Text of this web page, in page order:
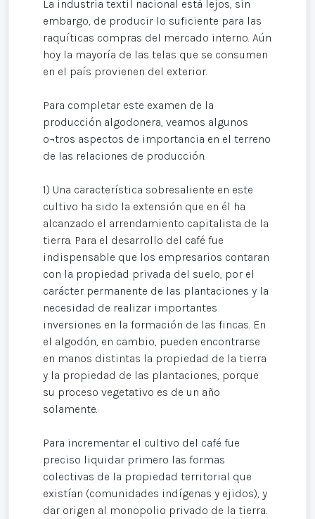
La industria textil nacional está lejos, sin
embargo, de producir lo suficiente para las
raquíticas compras del mercado interno. Aún
hoy la mayoría de las telas que se consumen
en el país provienen del exterior.
Para completar este examen de la
producción algodonera, veamos algunos
o¬tros aspectos de importancia en el terreno
de las relaciones de producción.
1) Una característica sobresaliente en este
cultivo ha sido la extensión que en él ha
alcanzado el arrendamiento capitalista de la
tierra. Para el desarrollo del café fue
indispensable que los empresarios contaran
con la propiedad privada del suelo, por el
carácter permanente de las plantaciones y la
necesidad de realizar importantes
inversiones en la formación de las fincas. En
el algodón, en cambio, pueden encontrarse
en manos distintas la propiedad de la tierra
y la propiedad de las plantaciones, porque
su proceso vegetativo es de un año
solamente.
Para incrementar el cultivo del café fue
preciso liquidar primero las formas
colectivas de la propiedad territorial que
existían (comunidades indígenas y ejidos), y
dar origen al monopolio privado de la tierra.